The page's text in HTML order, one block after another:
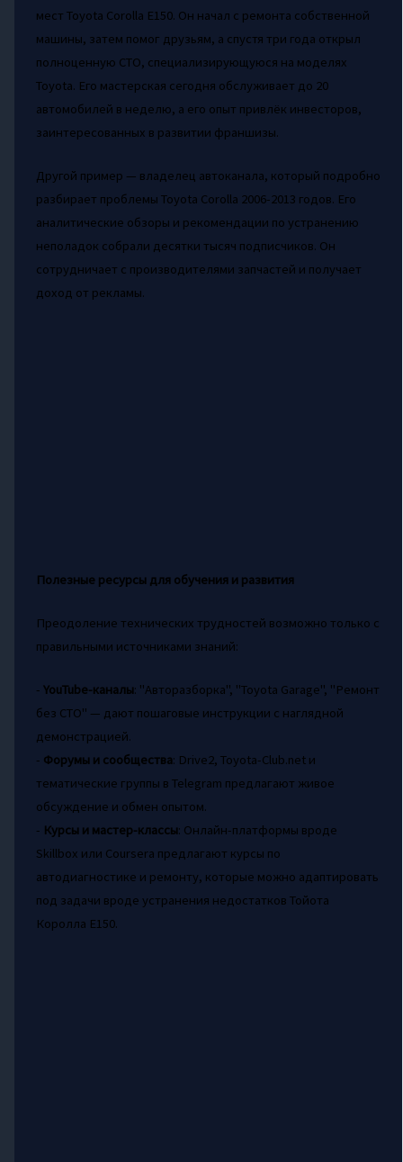
мест Toyota Corolla E150. Он начал с ремонта собственной
машины, затем помог друзьям, а спустя три года открыл
полноценную СТО, специализирующуюся на моделях
Toyota. Его мастерская сегодня обслуживает до 20
автомобилей в неделю, а его опыт привлёк инвесторов,
заинтересованных в развитии франшизы.
Другой пример — владелец автоканала, который подробно
разбирает проблемы Toyota Corolla 2006-2013 годов. Его
аналитические обзоры и рекомендации по устранению
неполадок собрали десятки тысяч подписчиков. Он
сотрудничает с производителями запчастей и получает
доход от рекламы.
Полезные ресурсы для обучения и развития
Преодоление технических трудностей возможно только с
правильными источниками знаний:
- YouTube-каналы: "Авторазборка", "Toyota Garage", "Ремонт
без СТО" — дают пошаговые инструкции с наглядной
демонстрацией.
- Форумы и сообщества: Drive2, Toyota-Club.net и
тематические группы в Telegram предлагают живое
обсуждение и обмен опытом.
- Курсы и мастер-классы: Онлайн-платформы вроде
Skillbox или Coursera предлагают курсы по
автодиагностике и ремонту, которые можно адаптировать
под задачи вроде устранения недостатков Тойота
Королла Е150.